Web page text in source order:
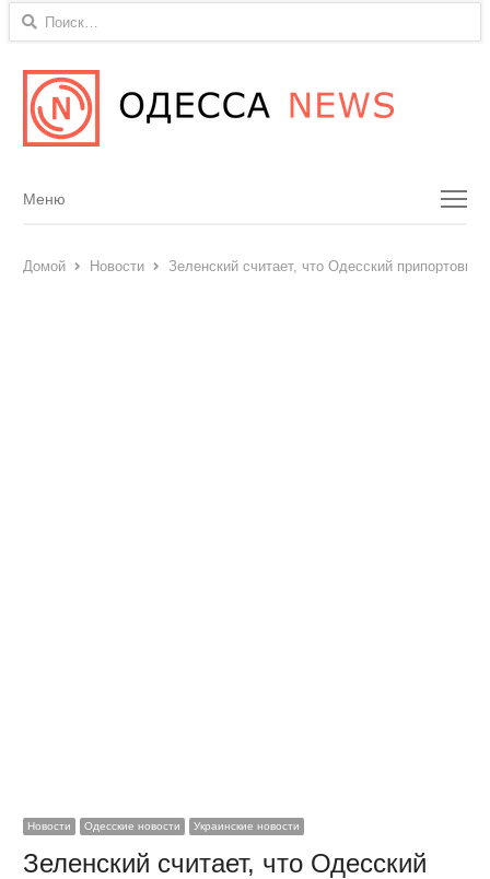
Найти:
Menu
Меню
Домой Новости Зеленский считает, что Одесский припортовый
Новости Одесские новости Украинские новости
Зеленский считает, что Одесский